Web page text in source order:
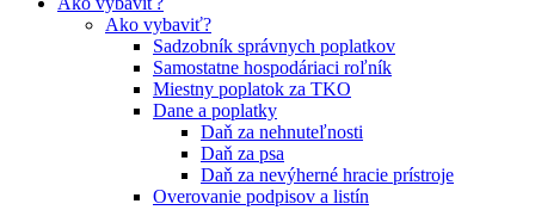
Ako vybaviť?
Sadzobník správnych poplatkov
Samostatne hospodáriaci roľník
Miestny poplatok za TKO
Dane a poplatky
Daň za nehnuteľnosti
Daň za psa
Daň za nevýherné hracie prístroje
Overovanie podpisov a listín